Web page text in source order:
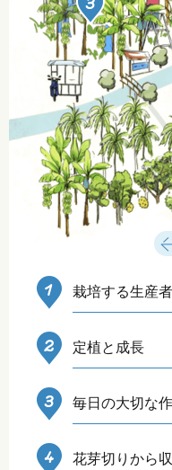
栽培する生産
定植と成長
毎日の大切な
花芽切りから